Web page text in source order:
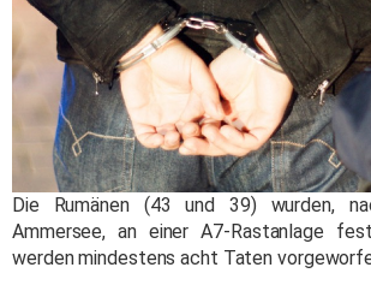
Die Rumänen (43 und 39) wurden,
Ammersee, an einer A7-Rastanlage
werden mindestens acht Taten